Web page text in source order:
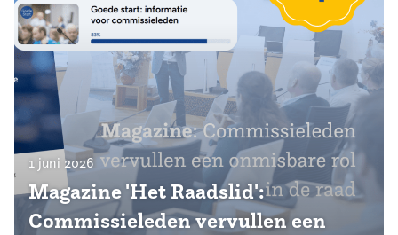
1 juni 2026
Magazine 'Het Raadslid':
Commissieleden vervullen een